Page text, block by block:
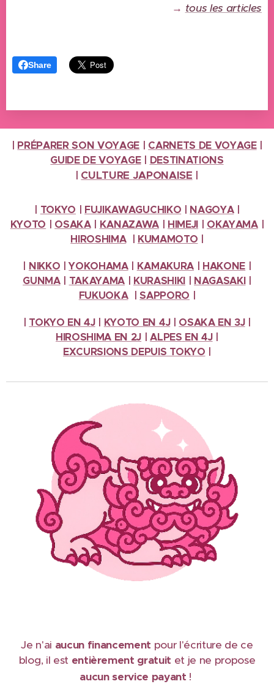
→ tous les articles
Share
PRÉPARER SON VOYAGE CARNETS DE VOYAGE|
GUIDE DE VOYAGE| DESTINATIONS
CULTURE JAPONAISE |
TOKYO FUJIKAWAGUCHIKO NAGOYA|
KYOTO
OSAKA| KANAZAWA HIMEJI OKAYAMA|
HIROSHIMA| KUMAMOTO
NIKKO |YOKOHAMA| KAMAKURA HAKONE
GUNMA| TAKAYAMA| KURASHIKI NAGASAKI|
FUKUOKA|SAPPORO
TOKYO EN 4J KYOTO EN 4J OSAKA EN 3J
HIROSHIMA EN 2J
|ALPES EN 4J
EXCURSIONS DEPUIS TOKYO
Je n'ai aucun financement pour l'écriture de ce
blog, il est entièrement gratuit et je ne propose
aucun service payant !